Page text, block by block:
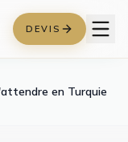
DEVIS
en Turquie